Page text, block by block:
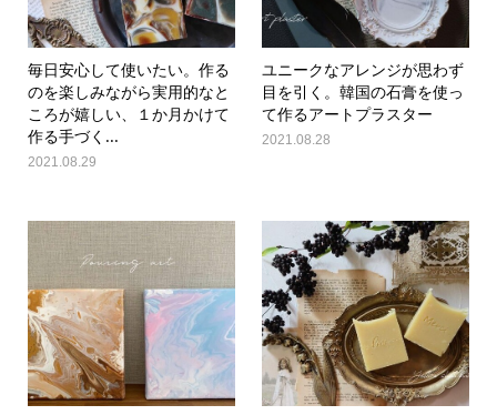
毎日安心して使いたい。作る
のを楽しみながら実用的なと
ころが嬉しい、１か月かけて
作る手づく...
2021.08.29
ユニークなアレンジが思わず
目を引く。韓国の石膏を使っ
て作るアートプラスター
2021.08.28